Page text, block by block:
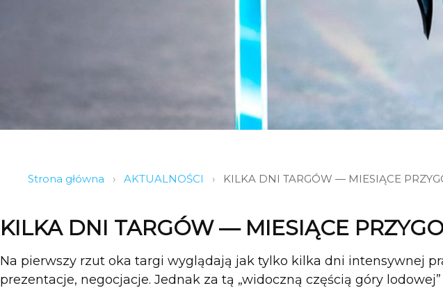
Strona główna › AKTUALNOŚCI › KILKA DNI TARGÓW — MIESIĄCE
KILKA DNI TARGÓW — MIESIĄCE
Na pierwszy rzut oka targi wyglądają jak tylko kilka dni intensywnej
prezentacje, negocjacje. Jednak za tą „widoczną częścią góry